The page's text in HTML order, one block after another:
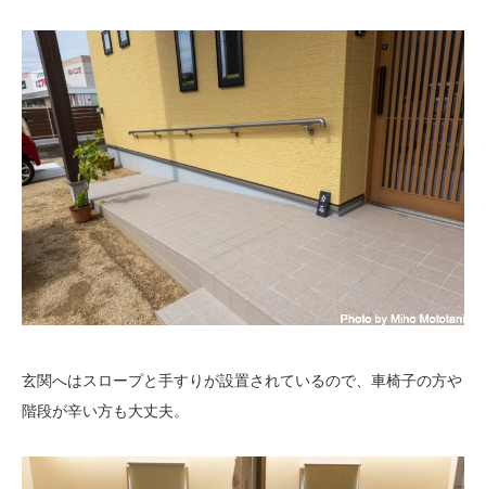
玄関へはスロープと手すりが設置されているので、車椅子の方や
階段が辛い方も大丈夫。